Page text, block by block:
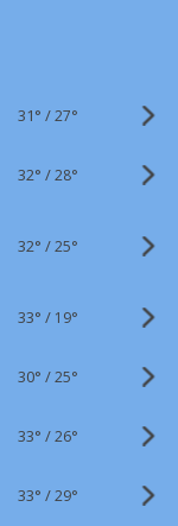
31° /27°
32° /28°
32° /25°
33° / 19°
30° /25°
33° /26°
33° /29°